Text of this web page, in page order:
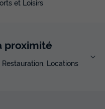
et Loisirs
proximité
Locations